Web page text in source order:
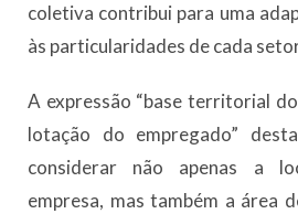
coletiva contribui para uma
às particularidades de cada
A expressão “base territorial
lotação do empregado”
considerar não apenas a
empresa, mas também a área